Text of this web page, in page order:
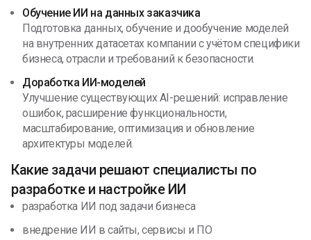
Обучение ИИ на данных заказчика
Подготовка данных, обучение и дообучение моделей
на внутренних датасетах компании с учётом специфики
бизнеса, отрасли и требований к безопасности.
Доработка ИИ-моделей
Улучшение существующих AI-решений: исправление
ошибок, расширение функциональности,
масштабирование, оптимизация и обновление
архитектуры моделей.
Какие задачи решают специалисты по
разработке и настройке ИИ
разработка ИИ под задачи бизнеса
внедрение ИИ в сайты, сервисы и ПО